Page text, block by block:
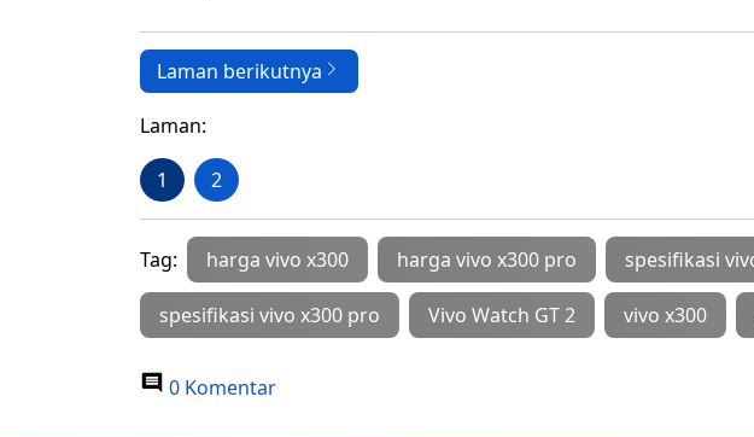
Laman berikutnya
Laman:
1 2
Tag: harga vivo x300 harga vivo x300 pro spesifikasi
spesifikasi vivo x300 pro Vivo Watch GT 2 vivo x300
0 Komentar